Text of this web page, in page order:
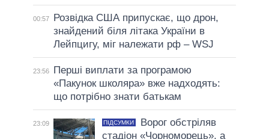
00:57
Розвідка США припускає, що дрон,
знайдений біля літака України в
Лейпцигу, міг належати рф – WSJ
23:56
Перші виплати за програмою
«Пакунок школяра» вже надходять:
що потрібно знати батькам
23:09 ПІДСУМКИ
Ворог обстріляв
стадіон «Чорноморець», а